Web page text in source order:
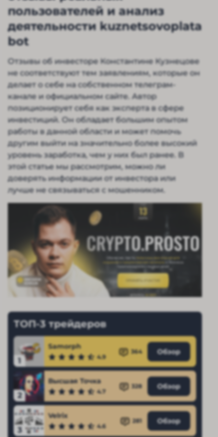
пользователей и анализ
деятельности kuznetsovoplata
bot
Отзывы об инвесторе Константине Кузнецове
не соответствуют тем заявлениям, которые он
делает о себе на собственном телеграм-
канале и официальном сайте. Автор
позиционирует себя как эксперта в сфере
инвестиций. Он обладает большим опытом
работы в данной области и может помочь
другим выйти на значительно более высокий
уровень заработка, чем у них был ранее. В
этой статье мы рассмотрим, можно ли
доверять информации от инвестора или
лучше не связываться с мошенником.
ТОП-3 трейдеров
1
Samorph
4.9
364 Обзор
2
Высшая Точка
4.7
328 Обзор
3
Velrix
4.6
281 Обзор